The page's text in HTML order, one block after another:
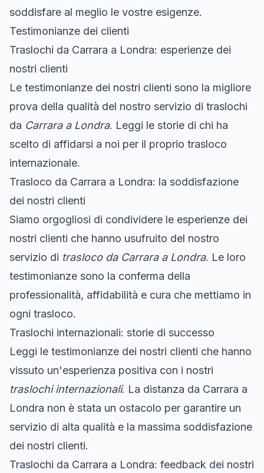
soddisfare al meglio le vostre esigenze.
Testimonianze dei clienti
Traslochi da Carrara a Londra: esperienze dei
nostri clienti
Le testimonianze dei nostri clienti sono la migliore
prova della qualità del nostro servizio di traslochi
da Carrara a Londra. Leggi le storie di chi ha
scelto di affidarsi a noi per il proprio trasloco
internazionale.
Trasloco da Carrara a Londra: la soddisfazione
dei nostri clienti
Siamo orgogliosi di condividere le esperienze dei
nostri clienti che hanno usufruito del nostro
servizio di trasloco da Carrara a Londra. Le loro
testimonianze sono la conferma della
professionalità, affidabilità e cura che mettiamo in
ogni trasloco.
Traslochi internazionali: storie di successo
Leggi le testimonianze dei nostri clienti che hanno
vissuto un'esperienza positiva con i nostri
traslochi internazionali. La distanza da Carrara a
Londra non è stata un ostacolo per garantire un
servizio di alta qualità e la massima soddisfazione
dei nostri clienti.
Traslochi da Carrara a Londra: feedback dei nostri